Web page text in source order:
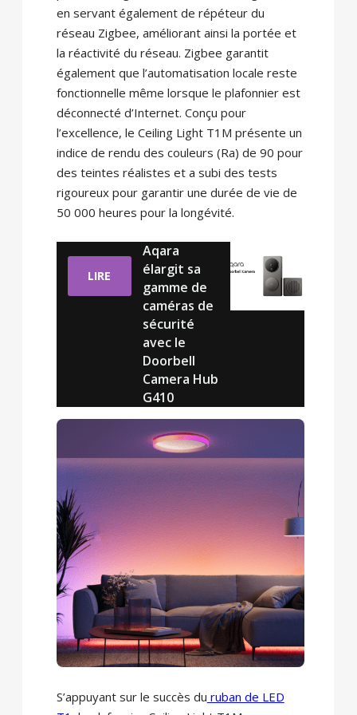
en servant également de répéteur du
réseau Zigbee, améliorant ainsi la portée et
la réactivité du réseau. Zigbee garantit
également que l’automatisation locale reste
fonctionnelle même lorsque le plafonnier est
déconnecté d’Internet. Conçu pour
l’excellence, le Ceiling Light T1M présente un
indice de rendu des couleurs (Ra) de 90 pour
des teintes réalistes et a subi des tests
rigoureux pour garantir une durée de vie de
50 000 heures pour la longévité.
LIRE
Aqara
élargit sa
gamme de
caméras de
sécurité
avec le
Doorbell
Camera Hub
G410
S’appuyant sur le succès du ruban de LED